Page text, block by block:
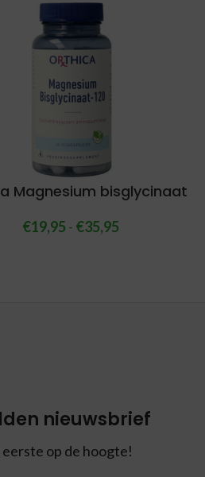
Magnesium bisglycinaat
€19,95 - €35,95
nieuwsbrief
eerste op de hoogte!